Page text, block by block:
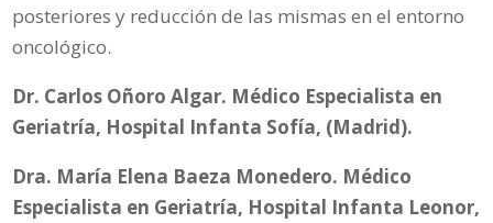
posteriores y reducción de las mismas en el entorno
oncológico.
Dr. Carlos Oñoro Algar. Médico Especialista en
Geriatría, Hospital Infanta Sofía, (Madrid).
Dra. María Elena Baeza Monedero. Médico
Especialista en Geriatría, Hospital Infanta Leonor,